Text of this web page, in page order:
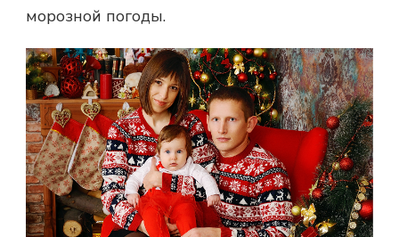
морозной погоды.